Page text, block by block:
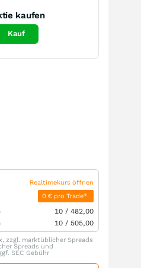
kaufen
Kauf
Realtimekurs öffnen
0 € pro Trade*
10 / 482,00
10 / 505,00
zzgl. marktüblicher Spreads
Spreads und
SEC Gebühr